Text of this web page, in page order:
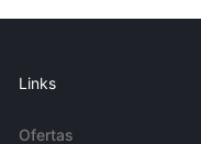
Links
Ofertas